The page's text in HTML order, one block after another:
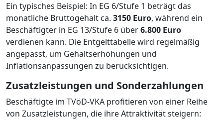
Ein typisches Beispiel: In EG 6/Stufe 1 beträgt das
monatliche Bruttogehalt ca. 3150 Euro, während ein
Beschäftigter in EG 13/Stufe 6 über6.800 Euro
verdienen kann. Die Entgelttabelle wird regelmäßig
angepasst, um Gehaltserhöhungen und
Inflationsanpassungen zu berücksichtigen.
Zusatzleistungen und Sonderzahlungen
Beschäftigte im TVöD-VKA profitieren von einer Reihe
von Zusatzleistungen, die ihre Attraktivität steigern: